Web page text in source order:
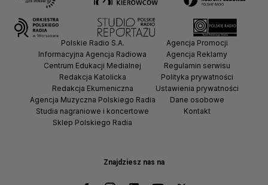
Znajdziesz nas na
Polskie Radio S.A.
Informacyjna Agencja Radiowa
Centrum Edukacji Medialnej
Redakcja Katolicka
Redakcja Ekumeniczna
Agencja Muzyczna Polskiego Radia
Studia nagraniowe i koncertowe
Sklep Polskiego Radia
Agencja Promocji
Agencja Reklamy
Regulamin serwisu
Polityka prywatności
Ustawienia prywatności
Dane osobowe
Kontakt